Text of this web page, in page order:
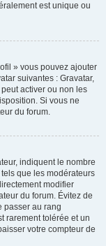
est unique ou
» vous pouvez ajouter
suivantes : Gravatar,
activer ou non les
Si vous ne
du forum.
indiquent le nombre
que les modérateurs
modifier
du forum. Évitez de
passer au rang
rarement tolérée et un
votre compteur de